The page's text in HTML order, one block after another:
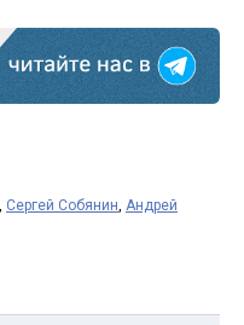
Сергей Собянин Андрей